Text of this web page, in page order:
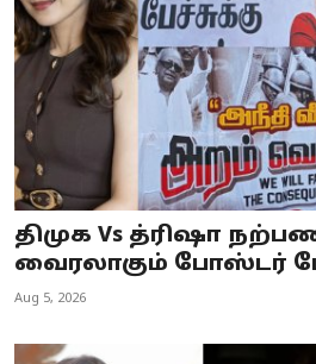
திமுக Vs த்ரிஷா
வைரலாகும் போஸ்டர்
Aug 5, 2026